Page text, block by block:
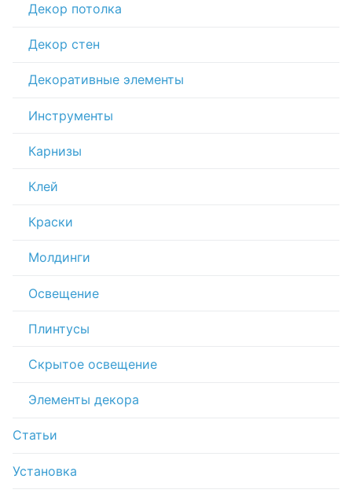
Декор потолка
Декор стен
Декоративные элементы
Инструменты
Карнизы
Клей
Краски
Молдинги
Освещение
Плинтусы
Скрытое освещение
Элементы декора
Статьи
Установка